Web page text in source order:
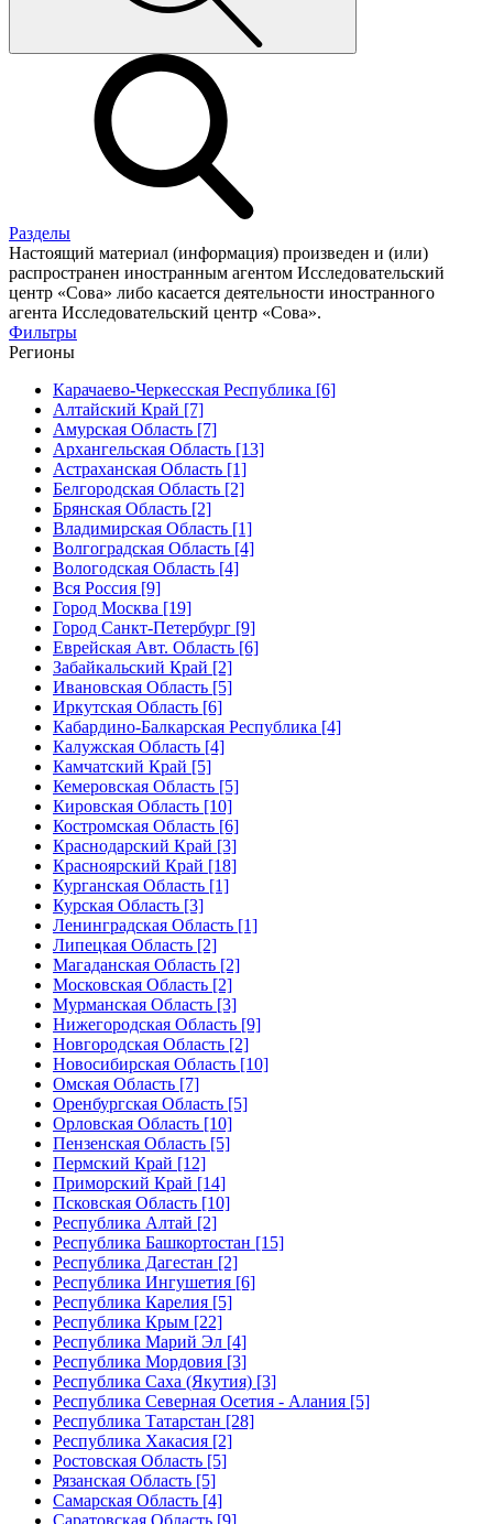
Разделы
Настоящий материал (информация) произведен и (или)
распространен иностранным агентом Исследовательский
центр «Сова» либо касается деятельности иностранного
агента Исследовательский центр «Сова».
Фильтры
Регионы
Карачаево-Черкесская Республика [6]
Алтайский Край [7]
Амурская Область [7]
Архангельская Область [13]
Астраханская Область [1]
Белгородская Область [2]
Брянская Область [2]
Владимирская Область [1]
Волгоградская Область [4]
Вологодская Область [4]
Вся Россия [9]
Город Москва [19]
Город Санкт-Петербург [9]
Еврейская Авт. Область [6]
Забайкальский Край [2]
Ивановская Область [5]
Иркутская Область [6]
Кабардино-Балкарская Республика [4]
Калужская Область [4]
Камчатский Край [5]
Кемеровская Область [5]
Кировская Область [10]
Костромская Область [6]
Краснодарский Край [3]
Красноярский Край [18]
Курганская Область [1]
Курская Область [3]
Ленинградская Область [1]
Липецкая Область [2]
Магаданская Область [2]
Московская Область [2]
Мурманская Область [3]
Нижегородская Область [9]
Новгородская Область [2]
Новосибирская Область [10]
Омская Область [7]
Оренбургская Область [5]
Орловская Область [10]
Пензенская Область [5]
Пермский Край [12]
Приморский Край [14]
Псковская Область [10]
Республика Алтай [2]
Республика Башкортостан [15]
Республика Дагестан [2]
Республика Ингушетия [6]
Республика Карелия [5]
Республика Крым [22]
Республика Марий Эл [4]
Республика Мордовия [3]
Республика Саха (Якутия) [3]
Республика Северная Осетия - Алания [5]
Республика Татарстан [28]
Республика Хакасия [2]
Ростовская Область [5]
Рязанская Область [5]
Самарская Область [4]
Саратовская Область [9]